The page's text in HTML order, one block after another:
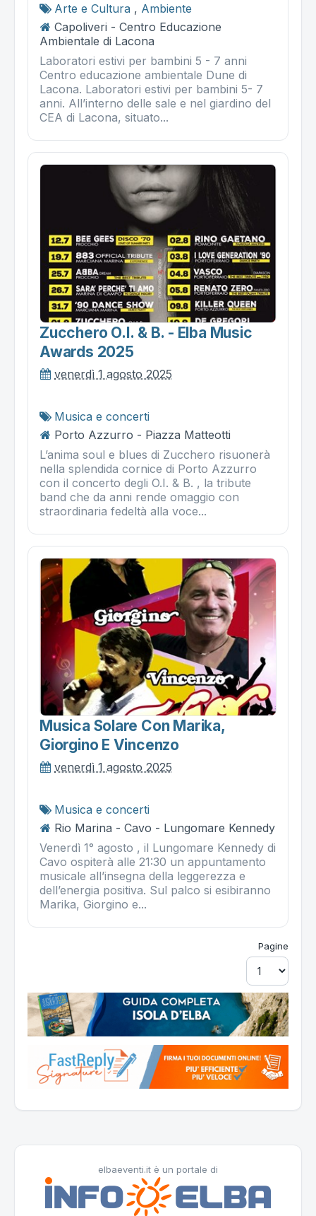
Arte e Cultura , Ambiente
Capoliveri - Centro Educazione
Ambientale di Lacona
Laboratori estivi per bambini 5 - 7 anni
Centro educazione ambientale Dune di
Lacona. Laboratori estivi per bambini 5- 7
anni. All’interno delle sale e nel giardino del
CEA di Lacona, situato...
Zucchero O.i. & B. - Elba Music
Awards 2025
venerdì 1 agosto 2025
Musica e concerti
Porto Azzurro - Piazza Matteotti
L’anima soul e blues di Zucchero risuonerà
nella splendida cornice di Porto Azzurro
con il concerto degli O.I. & B. , la tribute
band che da anni rende omaggio con
straordinaria fedeltà alla voce...
Musica Solare Con Marika,
Giorgino E Vincenzo
venerdì 1 agosto 2025
Musica e concerti
Rio Marina - Cavo - Lungomare Kennedy
Venerdì 1° agosto , il Lungomare Kennedy di
Cavo ospiterà alle 21:30 un appuntamento
musicale all’insegna della leggerezza e
dell’energia positiva. Sul palco si esibiranno
Marika, Giorgino e...
Pagine
elbaeventi.it è un portale di